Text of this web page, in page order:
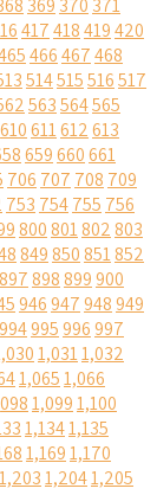
369 370 371
417418419420
466467468
514515516517
563564565
610611612613
659660661
706 707 708 709
753 754755 756
800801802803
849850851852
897898899900
946947948949
994995996997
1,0311,032
1,0651,066
1,0991,100
1,1341,135
1,1691,170
1,2031,2041,205